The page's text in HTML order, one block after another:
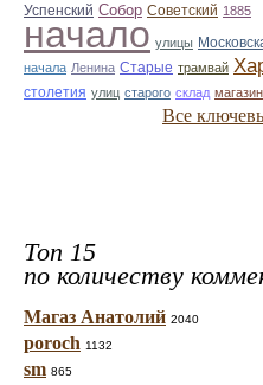
Успенский Собор Советский 1885
начало улицы
начала Ленина Старые трамвай
столетия улиц старого склад магазин
Все
Топ 15
по количеству
Магаз Анатолий 2040
poroch 1132
sm 865